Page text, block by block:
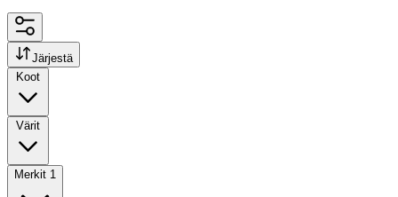
Järjestä
Koot
Värit
Merkit 1